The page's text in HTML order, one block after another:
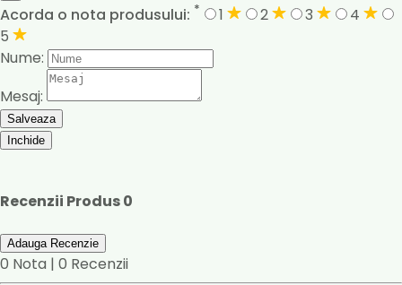
Acorda o nota produsului: * 1 2 3
4
5
Nume:
Mesaj:
Salveaza
Inchide
Recenzii Produs0
Adauga Recenzie
0 Nota | 0 Recenzii